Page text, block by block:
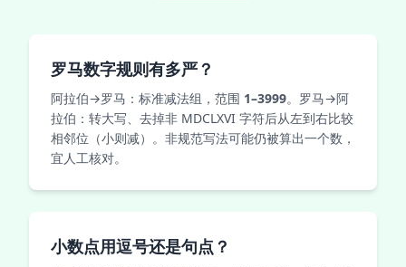
罗马数字规则有多严？
阿拉伯→罗马：标准减法组，范围 1–3999。罗马→阿
拉伯：转大写、去掉非 MDCLXVI 字符后从左到右比较
相邻位（小则减）。非规范写法可能仍被算出一个数，
宜人工核对。
小数点用逗号还是句点？